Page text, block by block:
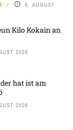
6. AUGUST
Kilo Kokain an
2026
hat ist am
2026